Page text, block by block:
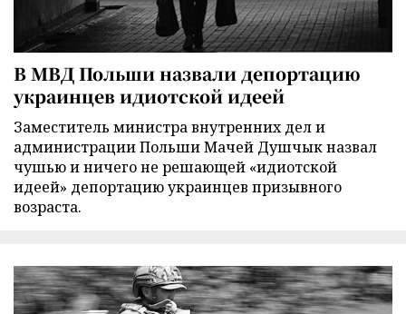
В МВД Польши назвали депортацию
украинцев идиотской идеей
Заместитель министра внутренних дел и
администрации Польши Мачей Душчык назвал
чушью и ничего не решающей «идиотской
идеей» депортацию украинцев призывного
возраста.